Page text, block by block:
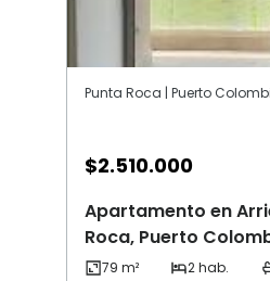
Punta Roca | Puerto
$2.510.000
Apartamento en
Roca, Puerto